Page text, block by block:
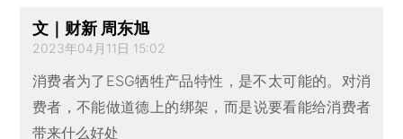
文｜财新 周东旭
2023年04月11日 15:02
消费者为了ESG牺牲产品特性，是不太可能的。对消
费者，不能做道德上的绑架，而是说要看能给消费者
带来什么好处